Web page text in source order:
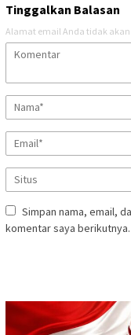
Tinggalkan Balasan
Alamat email Anda tidak
Simpan nama, email,
komentar saya berikutnya.